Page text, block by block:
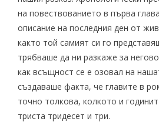
на повествованието в първа
описание на последния ден от
както той самият си го
трябваше да ни разкаже за
как всъщност се е озовал на
създаваше факта, че главите в
точно толкова, колкото и
триста тридесет и три.